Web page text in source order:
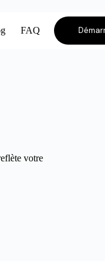
FAQ
votre